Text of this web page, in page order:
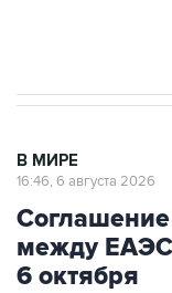
В МИРЕ
16:46, 6 августа 2026
Соглашение
между ЕАЭС
6 октября